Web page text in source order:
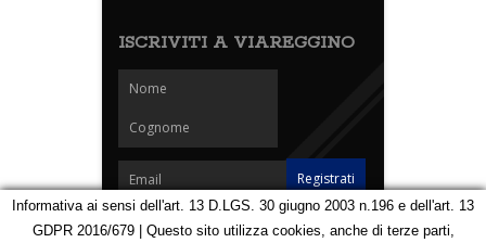
ISCRIVITI A VIAREGGINO
Informativa ai sensi dell'art. 13 D.LGS. 30 giugno 2003 n.196 e dell'art. 13
GDPR 2016/679 | Questo sito utilizza cookies, anche di terze parti,